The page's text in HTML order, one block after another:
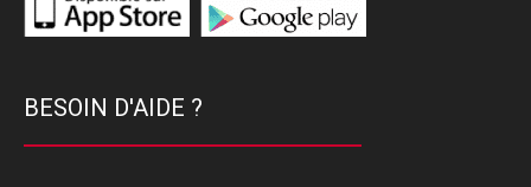
BESOIN D'AIDE ?